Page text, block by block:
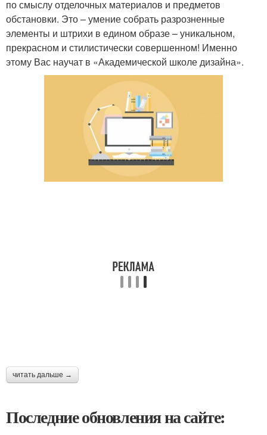
по смыслу отделочных материалов и предметов
обстановки. Это – умение собрать разрозненные
элементы и штрихи в едином образе – уникальном,
прекрасном и стилистически совершенном! Именно
этому Вас научат в «Академической школе дизайна».
читать дальше →
Последние обновления на сайте: